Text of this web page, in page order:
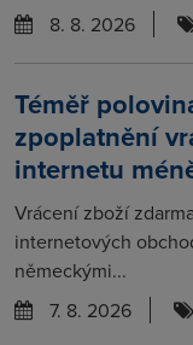
8. 8. 2026
Téměř
zpoplatnění
internetu
Vrácení zboží
internetových
německými...
7. 8. 2026